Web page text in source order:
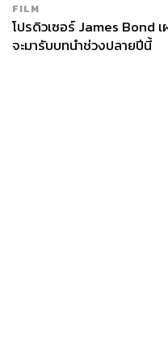
FILM
โปรดิวเซอร์ James Bond
จะมารับบทนำช่วงปลายปีนี้